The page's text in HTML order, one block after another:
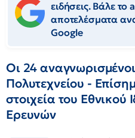
ειδήσεις. Βάλε
αποτελέσματα
Google
Οι 24
Πολυτεχνείου -
στοιχεία του Εθνικού
Ερευνών